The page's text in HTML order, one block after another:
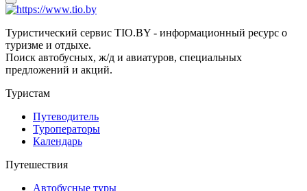
Туристический сервис TIO.BY - информационный ресурс о
туризме и отдыхе.
Поиск автобусных, ж/д и авиатуров, специальных
предложений и акций.
Туристам
Путеводитель
Туроператоры
Календарь
Путешествия
Автобусные туры